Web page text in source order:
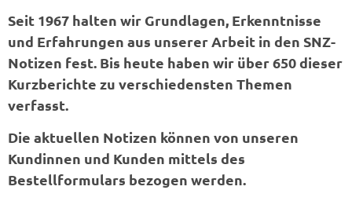
Seit 1967 halten wir Grundlagen, Erkenntnisse
und Erfahrungen aus unserer Arbeit in den SNZ-
Notizen fest. Bis heute haben wir über 650 dieser
Kurzberichte zu verschiedensten Themen
verfasst.
Die aktuellen Notizen können von unseren
Kundinnen und Kunden mittels des
Bestellformulars bezogen werden.